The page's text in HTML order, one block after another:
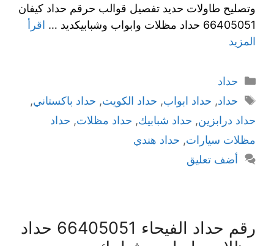
وتصليح طاولات حديد تفصيل قوالب حرقم حداد كيفان
66405051 حداد مظلات وابواب وشبابيكديد …
اقرأ
المزيد
حداد
حداد, حداد ابواب, حداد الكويت, حداد باكستاني,
حداد درابزين, حداد شبابيك, حداد مظلات, حداد
مظلات سيارات, حداد هندي
أضف تعليق
رقم حداد الفيحاء 66405051 حداد